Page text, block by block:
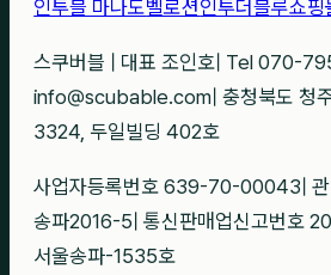
인투블 마나도벨로션인투더블루쇼핑
스쿠버블 대표 조인호 Tel 070-
info@scubable.com 충청북도 청
3324, 두일빌딩 402호
사업자등록번호 639-70-00043
송파2016-5 통신판매업신고번호
서울송파-1535호